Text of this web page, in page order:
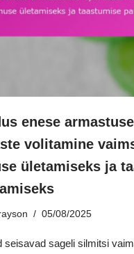
enese
volitamine
ületamiseks ja
05/08/2025
seisavad sageli silmitsi